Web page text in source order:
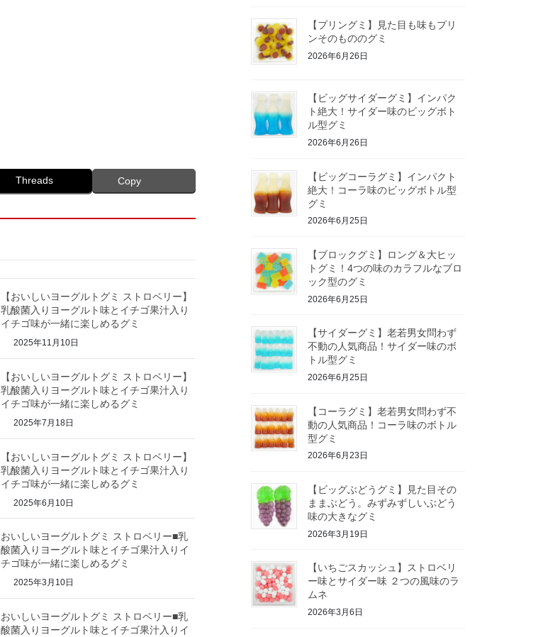
Threads Copy
【おいしいヨーグルトグミ ストロベリー】
乳酸菌入りヨーグルト味とイチゴ果汁入り
イチゴ味が一緒に楽しめるグミ
2025年11月10日
【おいしいヨーグルトグミ ストロベリー】
乳酸菌入りヨーグルト味とイチゴ果汁入り
イチゴ味が一緒に楽しめるグミ
2025年7月18日
【おいしいヨーグルトグミ ストロベリー】
乳酸菌入りヨーグルト味とイチゴ果汁入り
イチゴ味が一緒に楽しめるグミ
2025年6月10日
おいしいヨーグルトグミ ストロベリー■乳
酸菌入りヨーグルト味とイチゴ果汁入りイ
チゴ味が一緒に楽しめるグミ
2025年3月10日
おいしいヨーグルトグミ ストロベリー■乳
酸菌入りヨーグルト味とイチゴ果汁入りイ
【プリングミ】見た目も味もプリ
ンそのもののグミ
2026年6月26日
【ビッグサイダーグミ】インパク
ト絶大！サイダー味のビッグボト
ル型グミ
2026年6月26日
【ビッグコーラグミ】インパクト
絶大！コーラ味のビッグボトル型
グミ
2026年6月25日
【ブロックグミ】ロング＆大ヒッ
トグミ！4つの味のカラフルなブロ
ック型のグミ
2026年6月25日
【サイダーグミ】老若男女問わず
不動の人気商品！サイダー味のボ
トル型グミ
2026年6月25日
【コーラグミ】老若男女問わず不
動の人気商品！コーラ味のボトル
型グミ
2026年6月23日
【ビッグぶどうグミ】見た目その
ままぶどう。みずみずしいぶどう
味の大きなグミ
2026年3月19日
【いちごスカッシュ】ストロベリ
ー味とサイダー味 ２つの風味のラ
ムネ
2026年3月6日